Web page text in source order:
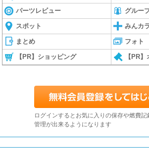
パーツレビュー グルー
スポット みんカ
まとめ フォト
【PR】ショッピング 【PR
ログインするとお気に入りの保存や燃費記
管理が出来るようになります